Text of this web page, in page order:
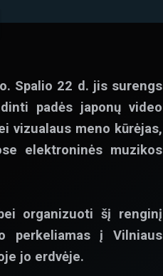
Spalio 22 d. jis surengs
padės japonų video
vizualaus meno kūrėjas,
elektroninės muzikos
organizuoti šį renginį
perkeliamas į Vilniaus
jo erdvėje.